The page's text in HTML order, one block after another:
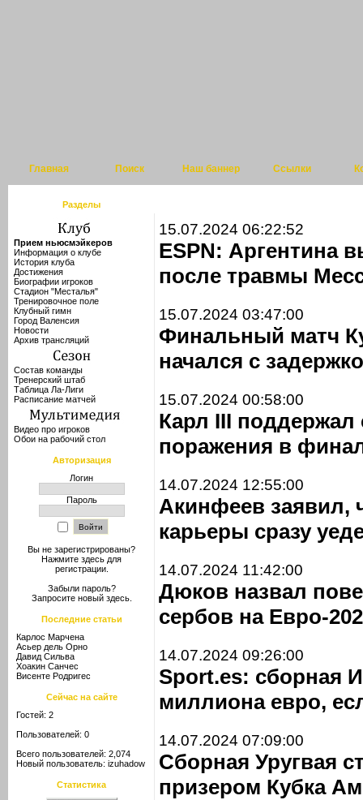
Главная Поиск Наш баннер Ссылки
Разделы
Прием ньюсмэйкеров
Информация о клубе
История клуба
Достижения
Биографии игроков
Стадион "Месталья"
Тренировочное поле
Клубный гимн
Город Валенсия
Новости
Архив трансляций
Состав команды
Тренерский штаб
Таблица Ла-Лиги
Расписание матчей
Видео про игроков
Обои на рабочий стол
Авторизация
Логин
Пароль
Вы не зарегистрированы?
Нажмите здесь для
регистрации.
Забыли пароль?
Запросите новый здесь.
Последние статьи
Карлос Марчена
Асьер дель Орно
Давид Сильва
Хоакин Санчес
Висенте Родригес
Сейчас на сайте
Гостей: 2
Пользователей: 0
Всего пользователей: 2,074
Новый пользователь: izuhadow
Статистика
15.07.2024 06:22:52
ESPN: Аргентина
после травмы
15.07.2024 03:47:00
Финальный матч
начался с
15.07.2024 00:58:00
Карл III
поражения в
14.07.2024 12:55:00
Акинфеев заявил,
карьеры сразу
14.07.2024 11:42:00
Дюков назвал
сербов на Евро-
14.07.2024 09:26:00
Sport.es: сборная
миллиона евро,
14.07.2024 07:09:00
Сборная Уругвая
призером Кубка